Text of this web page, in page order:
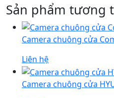
Sản phẩm tương
Camera chuông cửa
Liên hệ
Camera chuông cửa